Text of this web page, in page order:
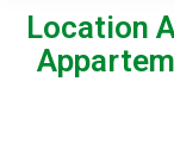
Sélectionnez...
Type de bien
Location